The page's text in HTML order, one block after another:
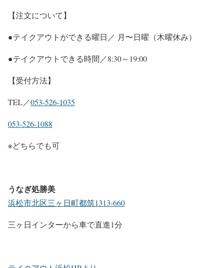
【注文について】
●テイクアウトができる曜日／ 月〜日曜（木曜休み）
●テイクアウトできる時間／8:30～19:00
【受付方法】
TEL／053-526-1035
053-526-1088
※どちらでも可
うなぎ処勝美
浜松市北区三ヶ日町都筑1313-660
三ヶ日インターから車で直進1分